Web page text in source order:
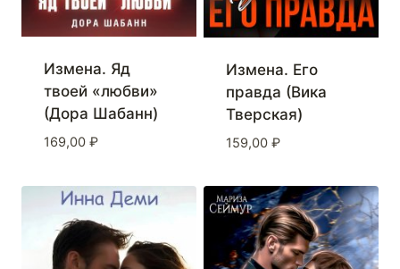
Измена. Яд
твоей «любви»
(Дора Шабанн)
169,00 ₽
Измена. Его
правда (Вика
Тверская)
159,00 ₽